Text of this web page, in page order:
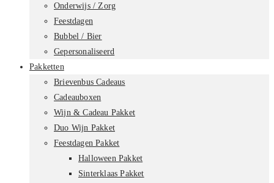
Onderwijs / Zorg
Feestdagen
Bubbel / Bier
Gepersonaliseerd
Pakketten
Brievenbus Cadeaus
Cadeauboxen
Wijn & Cadeau Pakket
Duo Wijn Pakket
Feestdagen Pakket
Halloween Pakket
Sinterklaas Pakket